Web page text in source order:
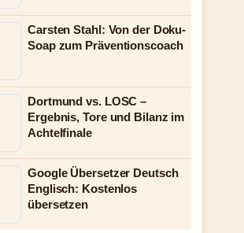
Carsten Stahl: Von der Doku-
Soap zum Präventionscoach
Dortmund vs. LOSC –
Ergebnis, Tore und Bilanz im
Achtelfinale
Google Übersetzer Deutsch
Englisch: Kostenlos
übersetzen